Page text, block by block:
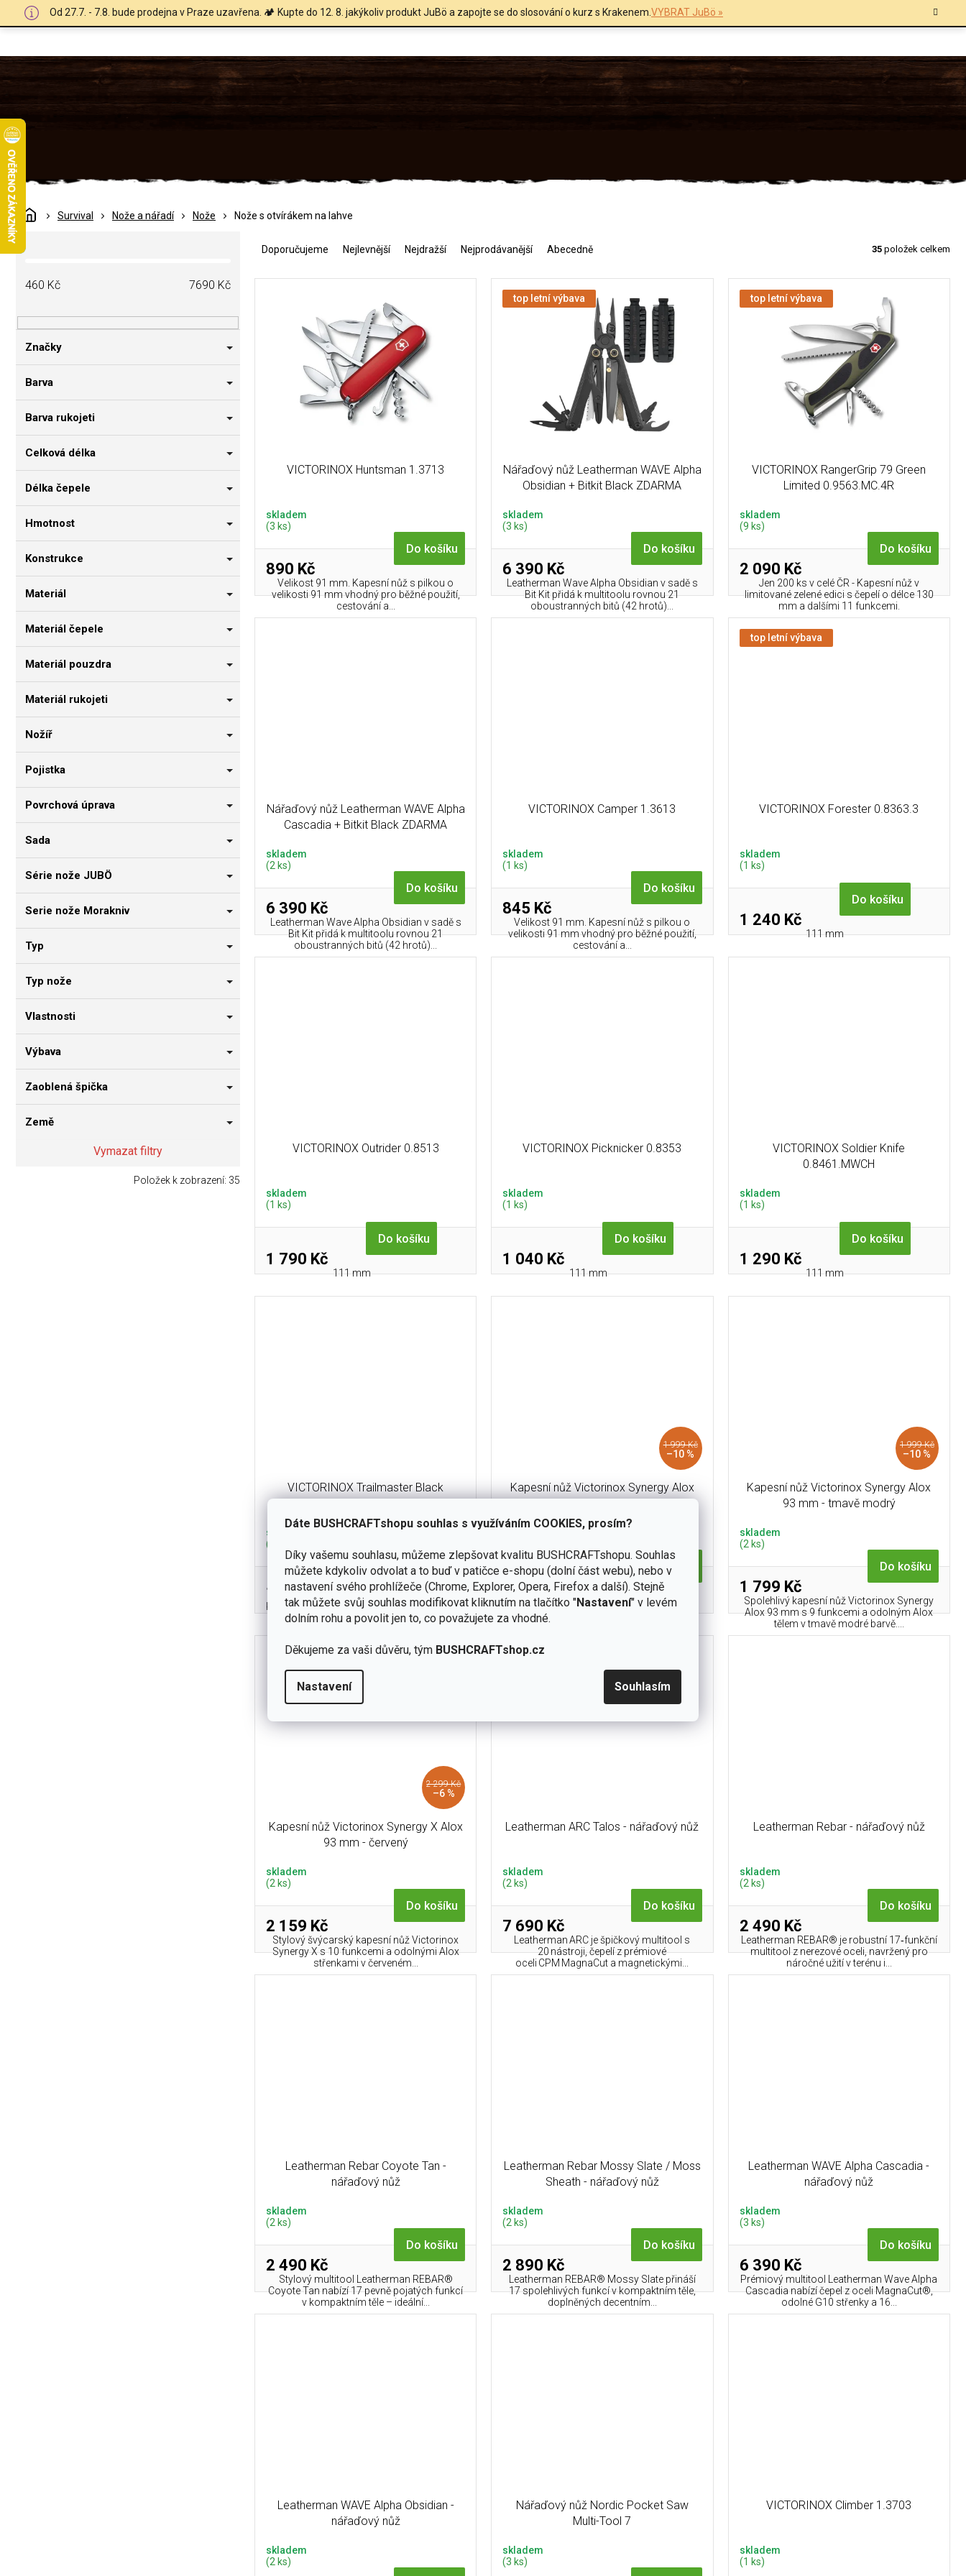
Dáte BUSHCRAFTshopu souhlas s využíváním COOKIES, prosím?
Díky vašemu souhlasu, můžeme zlepšovat kvalitu BUSHCRAFTshopu. Souhlas
můžete kdykoliv odvolat a to buď v patičce e-shopu (dolní část webu), nebo v
nastavení svého prohlížeče (Chrome, Explorer, Opera, Firefox a další). Stejně
tak můžete svůj souhlas modifikovat kliknutím na tlačítko "Nastavení" v levém
dolním rohu a povolit jen to, co považujete za vhodné.
Děkujeme za vaši důvěru, tým BUSHCRAFTshop.cz
Nastavení Souhlasím
Od 27.7. - 7.8. bude prodejna v Praze uzavřena. 🏕️ Kupte do 12. 8. jakýkoliv produkt JuBö a zapojte se do slosování o kurz s Krakenem.VYBRAT JuBö »
DomůSurvival Nože a nářadí Nože Nože s otvírákem na lahve
P
o
a
n
í
a
460 Kč 7690 Kč
Značky
Barva
Barva rukojeti
Celková délka
Délka čepele
Hmotnost
Konstrukce
Materiál
Materiál čepele
Materiál pouzdra
Materiál rukojeti
Nožíř
Pojistka
Povrchová úprava
Sada
Série nože JUBÖ
Serie nože Morakniv
Typ
Typ nože
Vlastnosti
Výbava
Zaoblená špička
Země
Vymazat filtry
Položek k zobrazení: 35
e
Doporučujeme Nejlevnější Nejdražší Nejprodávanější Abecedně 35 položek celkem
VICTORINOX Huntsman 1.3713
skladem
(3 ks)
890 Kč
Do košíku
Velikost 91 mm. Kapesní nůž s pilkou o
velikosti 91 mm vhodný pro běžné použití,
cestování a...
top letní výbava
Nářaďový nůž Leatherman WAVE Alpha
Obsidian + Bitkit Black ZDARMA
skladem
(3 ks)
6 390 Kč
Do košíku
Leatherman Wave Alpha Obsidian v sadě s
Bit Kit přidá k multitoolu rovnou 21
oboustranných bitů (42 hrotů)...
top letní výbava
VICTORINOX RangerGrip 79 Green
Limited 0.9563.MC.4R
skladem
(9 ks)
2 090 Kč
Do košíku
Jen 200 ks v celé ČR - Kapesní nůž v
limitované zelené edici s čepelí o délce 130
mm a dalšími 11 funkcemi.
Nářaďový nůž Leatherman WAVE Alpha
Cascadia + Bitkit Black ZDARMA
skladem
(2 ks)
6 390 Kč
Do košíku
Leatherman Wave Alpha Obsidian v sadě s
Bit Kit přidá k multitoolu rovnou 21
oboustranných bitů (42 hrotů)...
VICTORINOX Camper 1.3613
skladem
(1 ks)
845 Kč
Do košíku
Velikost 91 mm. Kapesní nůž s pilkou o
velikosti 91 mm vhodný pro běžné použití,
cestování a...
top letní výbava
VICTORINOX Forester 0.8363.3
skladem
(1 ks)
1 240 Kč
Do košíku
111 mm
VICTORINOX Outrider 0.8513
skladem
(1 ks)
1 790 Kč
Do košíku
111 mm
VICTORINOX Picknicker 0.8353
skladem
(1 ks)
1 040 Kč
Do košíku
111 mm
VICTORINOX Soldier Knife
0.8461.MWCH
skladem
(1 ks)
1 290 Kč
Do košíku
111 mm
VICTORINOX Trailmaster Black
0.8463.MW3
skladem
(1 ks)
1 290 Kč
Do košíku
Kapesní nůž o velikosti 111 mm s odtlačnou
pojistkou čepele. Počet funkcí 12.
1 999 Kč
–10 %
Kapesní nůž Victorinox Synergy Alox
93 mm - červený
1 799 Kč
Do košíku
Spolehlivý kapesní nůž Victorinox Synergy
Alox 93 mm s 9 funkcemi a odolným Alox
1 999 Kč
–10 %
Kapesní nůž Victorinox Synergy Alox
93 mm - tmavě modrý
skladem
(2 ks)
1 799 Kč
Do košíku
Spolehlivý kapesní nůž Victorinox Synergy
Alox 93 mm s 9 funkcemi a odolným Alox
tělem v tmavě modré barvě....
2 299 Kč
–6 %
Kapesní nůž Victorinox Synergy X Alox
93 mm - červený
skladem
(2 ks)
2 159 Kč
Do košíku
Stylový švýcarský kapesní nůž Victorinox
Synergy X s 10 funkcemi a odolnými Alox
střenkami v červeném...
Leatherman ARC Talos - nářaďový nůž
skladem
(2 ks)
7 690 Kč
Do košíku
Leatherman ARC je špičkový multitool s
20 nástroji, čepelí z prémiové
oceli CPM MagnaCut a magnetickými...
Leatherman Rebar - nářaďový nůž
skladem
(2 ks)
2 490 Kč
Do košíku
Leatherman REBAR® je robustní 17‑funkční
multitool z nerezové oceli, navržený pro
náročné užití v terénu i...
Leatherman Rebar Coyote Tan -
nářaďový nůž
skladem
(2 ks)
2 490 Kč
Do košíku
Stylový multitool Leatherman REBAR®
Coyote Tan nabízí 17 pevně pojatých funkcí
v kompaktním těle – ideální...
Leatherman Rebar Mossy Slate / Moss
Sheath - nářaďový nůž
skladem
(2 ks)
2 890 Kč
Do košíku
Leatherman REBAR® Mossy Slate přináší
17 spolehlivých funkcí v kompaktním těle,
doplněných decentním...
Leatherman WAVE Alpha Cascadia -
nářaďový nůž
skladem
(3 ks)
6 390 Kč
Do košíku
Prémiový multitool Leatherman Wave Alpha
Cascadia nabízí čepel z oceli MagnaCut®,
odolné G10 střenky a 16...
Leatherman WAVE Alpha Obsidian -
nářaďový nůž
skladem
(2 ks)
Nářaďový nůž Nordic Pocket Saw
Multi-Tool 7
skladem
(3 ks)
VICTORINOX Climber 1.3703
skladem
(1 ks)